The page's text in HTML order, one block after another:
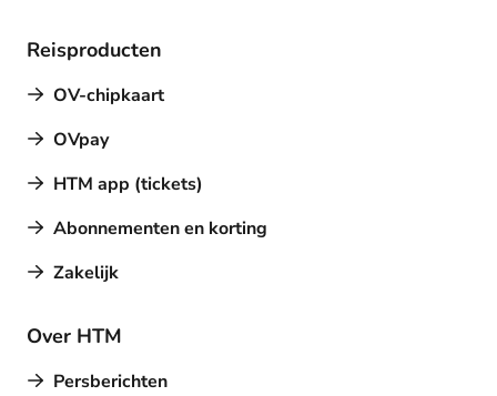
Reisproducten
OV-chipkaart
OVpay
HTM app (tickets)
Abonnementen en korting
Zakelijk
Over HTM
Persberichten